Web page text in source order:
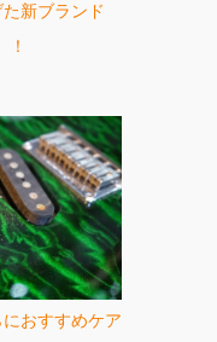
新ブランド
！
おすすめケア